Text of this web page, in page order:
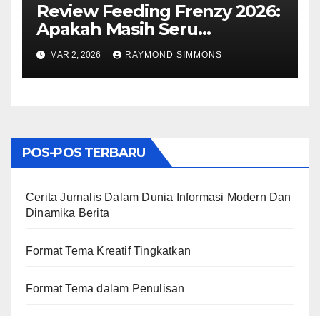
Review Feeding Frenzy 2026:
Apakah Masih Seru
Dimainkan Sekarang?
MAR 2, 2026 RAYMOND SIMMONS
POS-POS TERBARU
Cerita Jurnalis Dalam Dunia Informasi Modern Dan
Dinamika Berita
Format Tema Kreatif Tingkatkan
Format Tema dalam Penulisan